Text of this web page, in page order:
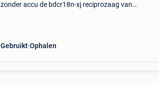
zonder accu de bdcr18n-xj reciprozaag van
Gebruikt Ophalen